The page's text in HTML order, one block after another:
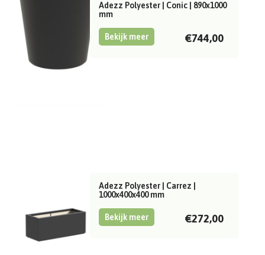
Adezz Polyester | Conic | 890x1000
mm
Bekijk meer €744,00
Adezz Polyester | Carrez |
1000x400x400 mm
Bekijk meer €272,00